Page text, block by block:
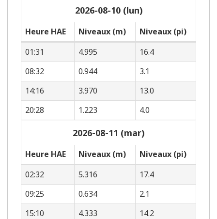
2026-08-10 (lun)
Heure HAE Niveaux (m)
Niveaux (pi)
01:31
4.995
16.4
08:32
0.944
3.1
14:16
3.970
13.0
20:28
1.223 4.0
2026-08-11 (mar)
Heure HAE Niveaux (m)
Niveaux (pi)
02:32
5.316
17.4
09:25
0.634
2.1
15:10
4.333
14.2